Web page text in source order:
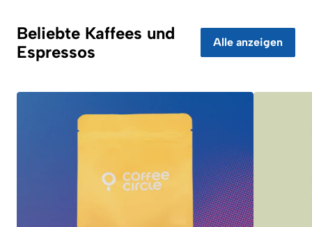
Beliebte Kaffees und
Espressos
Alle anzeigen